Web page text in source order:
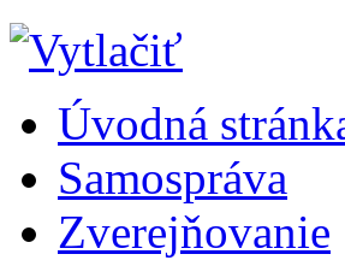
Úvodná
Samospráva
Zverejňovanie